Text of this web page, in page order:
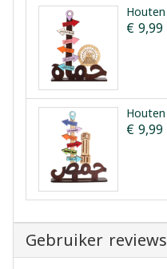
€ 9,99
€ 9,99
Gebruiker reviews